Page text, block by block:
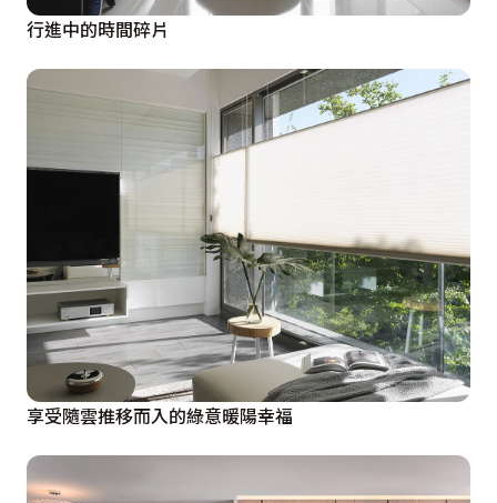
行進中的時間碎片
享受隨雲推移而入的綠意暖陽幸福